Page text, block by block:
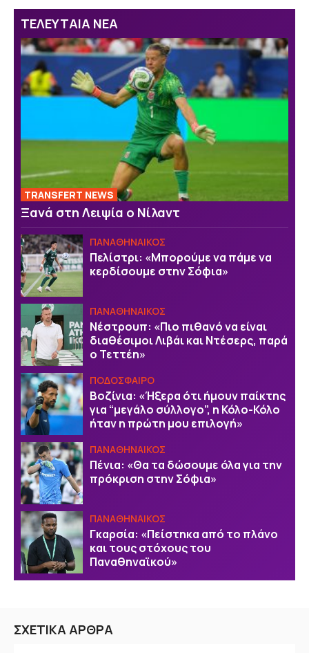
ΤΕΛΕΥΤΑΙΑ ΝΕΑ
TRANSFERT NEWS
Ξανά στη Λειψία ο Νίλαντ
ΠΑΝΑΘΗΝΑΙΚΟΣ
Πελίστρι: «Μπορούμε να πάμε να
κερδίσουμε στην Σόφια»
ΠΑΝΑΘΗΝΑΙΚΟΣ
Νέστρουπ: «Πιο πιθανό να είναι
διαθέσιμοι Λιβάι και Ντέσερς, παρά
ο Τεττέη»
ΠΟΔΟΣΦΑΙΡΟ
Βοζίνια: «Ήξερα ότι ήμουν παίκτης
για “μεγάλο σύλλογο”, η Κόλο-Κόλο
ήταν η πρώτη μου επιλογή»
ΠΑΝΑΘΗΝΑΙΚΟΣ
Πένια: «Θα τα δώσουμε όλα για την
πρόκριση στην Σόφια»
ΠΑΝΑΘΗΝΑΙΚΟΣ
Γκαρσία: «Πείστηκα από το πλάνο
και τους στόχους του
Παναθηναϊκού»
ΣΧΕΤΙΚΑ ΑΡΘΡΑ